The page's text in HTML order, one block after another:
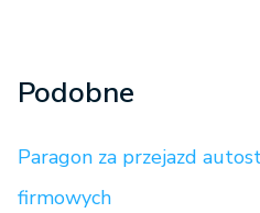
Podobne
Paragon za przejazd
firmowych